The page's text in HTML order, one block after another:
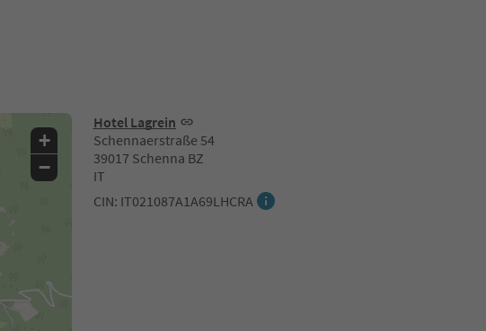
Hotel Lagrein
Schennaerstraße 54
39017 Schenna BZ
IT
CIN: IT021087A1A69LHCRA
+
−